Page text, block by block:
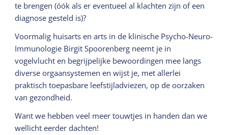
te brengen (óók als er eventueel al klachten zijn of een
diagnose gesteld is)?
Voormalig huisarts en arts in de klinische Psycho-Neuro-
Immunologie Birgit Spoorenberg neemt je in
vogelvlucht en begrijpelijke bewoordingen mee langs
diverse orgaansystemen en wijst je, met allerlei
praktisch toepasbare leefstijladviezen, op de oorzaken
van gezondheid.
Want we hebben veel meer touwtjes in handen dan we
wellicht eerder dachten!